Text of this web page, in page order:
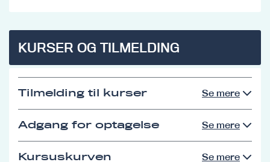
KURSER OG TILMELDING
Tilmelding til kurser Se mere
Adgang for optagelse Se mere
Kursuskurven Se mere